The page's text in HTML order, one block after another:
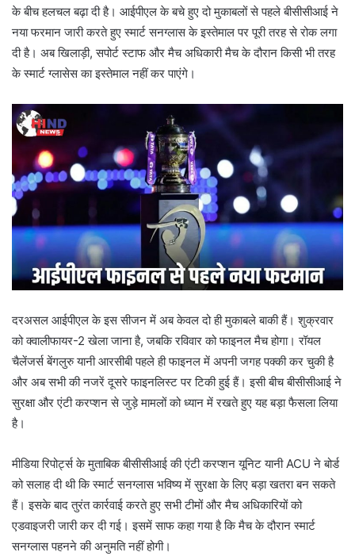
के बीच हलचल बढ़ा दी है। आईपीएल के बचे हुए दो मुकाबलों से पहले बीसीसीआई ने
नया फरमान जारी करते हुए स्मार्ट सनग्लास के इस्तेमाल पर पूरी तरह से रोक लगा
दी है। अब खिलाड़ी, सपोर्ट स्टाफ और मैच अधिकारी मैच के दौरान किसी भी तरह
के स्मार्ट ग्लासेस का इस्तेमाल नहीं कर पाएंगे।
दरअसल आईपीएल के इस सीजन में अब केवल दो ही मुकाबले बाकी हैं। शुक्रवार
को क्वालीफायर-2 खेला जाना है, जबकि रविवार को फाइनल मैच होगा। रॉयल
चैलेंजर्स बेंगलुरु यानी आरसीबी पहले ही फाइनल में अपनी जगह पक्की कर चुकी है
और अब सभी की नजरें दूसरे फाइनलिस्ट पर टिकी हुई हैं। इसी बीच बीसीसीआई ने
सुरक्षा और एंटी करप्शन से जुड़े मामलों को ध्यान में रखते हुए यह बड़ा फैसला लिया
है।
मीडिया रिपोर्ट्स के मुताबिक बीसीसीआई की एंटी करप्शन यूनिट यानी ACU ने बोर्ड
को सलाह दी थी कि स्मार्ट सनग्लास भविष्य में सुरक्षा के लिए बड़ा खतरा बन सकते
हैं। इसके बाद तुरंत कार्रवाई करते हुए सभी टीमों और मैच अधिकारियों को
एडवाइजरी जारी कर दी गई। इसमें साफ कहा गया है कि मैच के दौरान स्मार्ट
सनग्लास पहनने की अनुमति नहीं होगी।